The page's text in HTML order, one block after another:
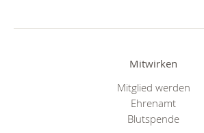
Mitwirken
Mitglied werden
Ehrenamt
Blutspende